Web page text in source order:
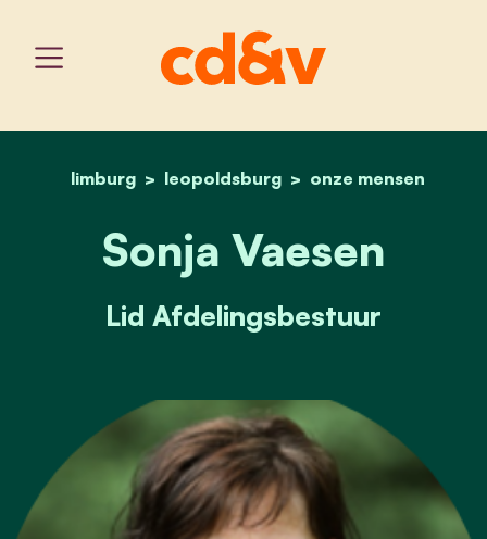
home
limburg leopoldsburg onze mensen
sonja vaesen
Sonja Vaesen
Lid Afdelingsbestuur